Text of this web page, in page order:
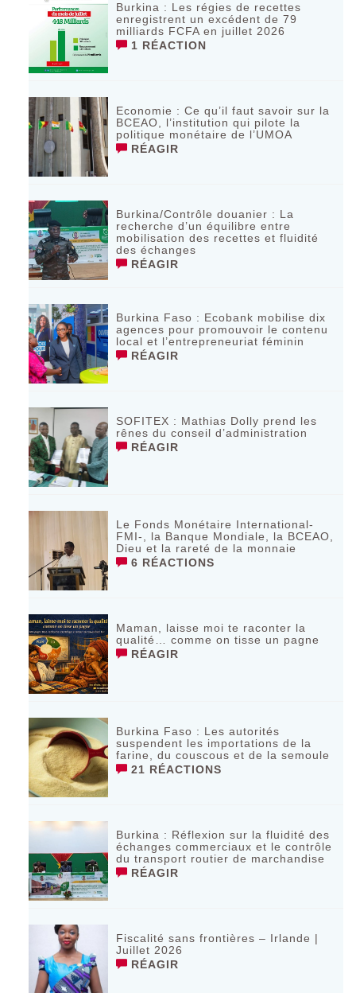
Burkina : Les régies de recettes
enregistrent un excédent de 79
milliards FCFA en juillet 2026
1 RÉACTION
Economie : Ce qu’il faut savoir sur la
BCEAO, l’institution qui pilote la
politique monétaire de l’UMOA
RÉAGIR
Burkina/Contrôle douanier : La
recherche d’un équilibre entre
mobilisation des recettes et fluidité
des échanges
RÉAGIR
Burkina Faso : Ecobank mobilise dix
agences pour promouvoir le contenu
local et l’entrepreneuriat féminin
RÉAGIR
SOFITEX : Mathias Dolly prend les
rênes du conseil d’administration
RÉAGIR
Le Fonds Monétaire International-
FMI-, la Banque Mondiale, la BCEAO,
Dieu et la rareté de la monnaie
6 RÉACTIONS
Maman, laisse moi te raconter la
qualité… comme on tisse un pagne
RÉAGIR
Burkina Faso : Les autorités
suspendent les importations de la
farine, du couscous et de la semoule
21 RÉACTIONS
Burkina : Réflexion sur la fluidité des
échanges commerciaux et le contrôle
du transport routier de marchandise
RÉAGIR
Fiscalité sans frontières – Irlande |
Juillet 2026
RÉAGIR